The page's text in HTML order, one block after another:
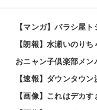
【マンガ】バラシ屋
【朗報】水瀬いのり
おニャン子倶楽部メ